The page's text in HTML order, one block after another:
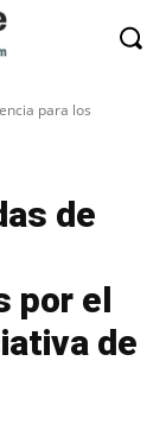
para los
de
por el
de